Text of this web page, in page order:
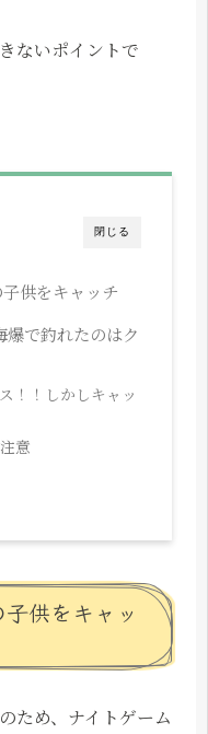
ないポイントで
閉じる
供をキャッチ
爆で釣れたのはク
！！しかしキャッ
意
供をキャッ
ため、ナイトゲーム